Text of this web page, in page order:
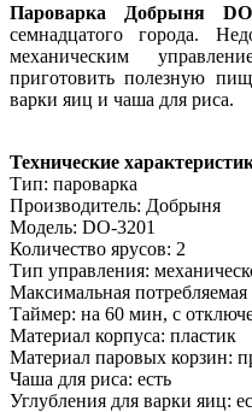
Пароварка Добрыня DO-
семнадцатого города.
механическим
приготовить полезную
варки яиц и чаша для риса.
Технические
Тип: пароварка
Производитель: Добрыня
Модель: DO-3201
Количество ярусов: 2
Тип управления:
Максимальная
Таймер: на 60 мин, с
Материал корпуса: пластик
Материал паровых корзин:
Чаша для риса: есть
Углубления для варки яиц: